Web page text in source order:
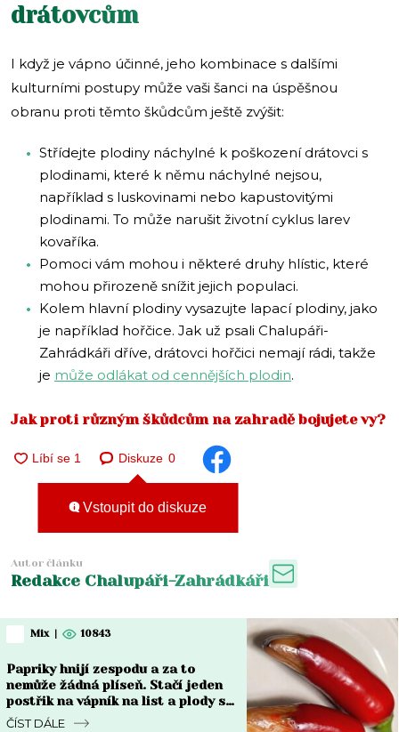
drátovcům
I když je vápno účinné, jeho kombinace s dalšími
kulturními postupy může vaši šanci na úspěšnou
obranu proti těmto škůdcům ještě zvýšit:
Střídejte plodiny náchylné k poškození drátovci s
plodinami, které k němu náchylné nejsou,
například s luskovinami nebo kapustovitými
plodinami. To může narušit životní cyklus larev
kovaříka.
Pomoci vám mohou i některé druhy hlístic, které
mohou přirozeně snížit jejich populaci.
Kolem hlavní plodiny vysazujte lapací plodiny, jako
je například hořčice. Jak už psali Chalupáři-
Zahrádkáři dříve, drátovci hořčici nemají rádi, takže
je může odlákat od cennějších plodin.
Jak proti různým škůdcům na zahradě bojujete vy?
Diskuze 0
Vstoupit do diskuze
Autor článku
Redakce Chalupáři-Zahrádkáři
Mix | 10843
Papriky hnijí zespodu a za to
nemůže žádná plíseň. Stačí jeden
postřik na vápník na list a plody se
vzpamatují do týdne
ČÍST DÁLE